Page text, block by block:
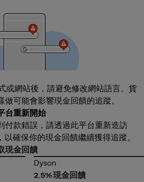
或網站後，請避免修改網站語言、貨
可能會影響現金回饋的追蹤。
台重新開始
付款錯誤，請透過此平台重新造訪
確保你的現金回饋繼續獲得追蹤。
現金回饋
Dyson
Dyson
2.5% 現金回饋